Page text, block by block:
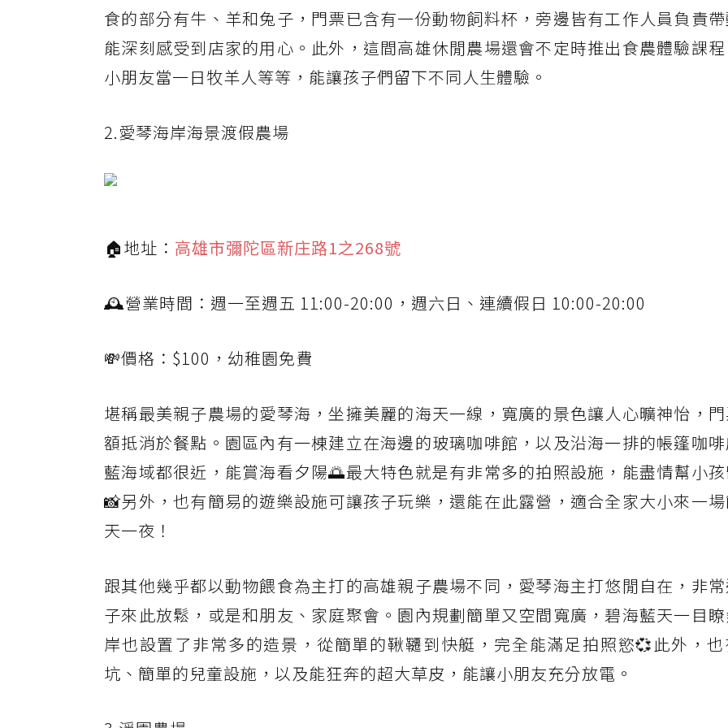
食的部分有牛、羊和兔子，門票已含有一份動物飼料杯，旁邊皆有工作人員負責帶
能深刻感受到店家的用心。此外，這間高雄休閒農場還會不定時推出食農體驗課
小朋友當一日牧羊人等等，能讓孩子們留下不同人生體驗。
2.愛琴海岸海景渡假農場
🏠地址： 高雄市彌陀區新庄路1之268號
🕰營業時間：週一至週五 11:00-20:00，週六日、連續假日 10:00-20:00
💸價格：$100，幼稚園免費
堪稱最美親子農場的愛琴海，坐擁美麗的海天一線，寬廣的景色讓人心曠神怡，
額抵消於餐點。園區內有一棟建立在海邊的玻璃咖啡館，以及沿海一排的帳篷咖
藍海域都很近，能賞海看夕陽🌅最大特色就是有非常多的拍照設施，能盡情幫小
📸另外，也有簡易的遊樂設施可讓孩子玩樂，還能在此露營，適合全家大小來一
天一夜！
跟其他幾乎都以動物餵食為主打的高雄親子農場不同，愛琴海主打悠閒自在，非
子來此放鬆，或是和朋友、家庭聚會。園內規劃簡單又空間寬廣，碧海藍天一目
岸也設置了非常多的造景，從簡單的鞦韆到快艇，完全能滿足拍照慾💞此外，
坑、簡單的兒童設施，以及能狂奔的超大草皮，能讓小朋友充分放電。